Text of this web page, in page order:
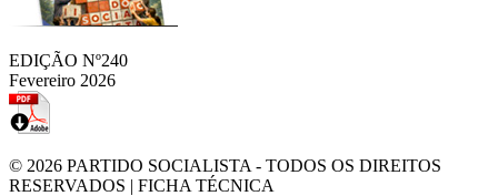
EDIÇÃO Nº240
Fevereiro 2026
© 2026 PARTIDO SOCIALISTA - TODOS OS DIREITOS
RESERVADOS | FICHA TÉCNICA